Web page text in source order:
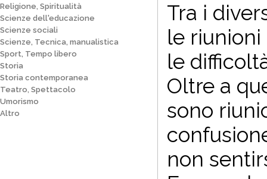
Religione, Spiritualità
Scienze dell'educazione
Scienze sociali
Scienze, Tecnica, manualistica
Sport, Tempo libero
Storia
Storia contemporanea
Teatro, Spettacolo
Umorismo
Altro
Tra i
le
le
Oltre a
sono
non